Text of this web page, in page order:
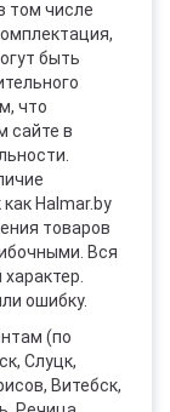
том числе
быть
что
сайте в
Halmar.by
товаров
Вся
ошибку.
(по
Слуцк,
Витебск,